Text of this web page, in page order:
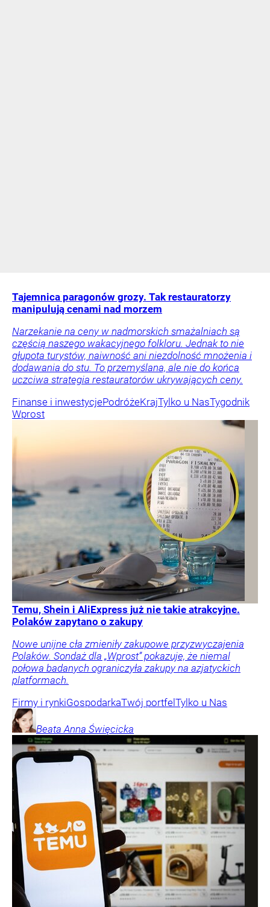
Tajemnica paragonów grozy. Tak restauratorzy
manipulują cenami nad morzem
Narzekanie na ceny w nadmorskich smażalniach są
częścią naszego wakacyjnego folkloru. Jednak to nie
głupota turystów, naiwność ani niezdolność mnożenia i
dodawania do stu. To przemyślana, ale nie do końca
uczciwa strategia restauratorów ukrywających ceny.
Finanse i inwestycjePodróżeKrajTylko u NasTygodnik
Wprost
Temu, Shein i AliExpress już nie takie atrakcyjne.
Polaków zapytano o zakupy
Nowe unijne cła zmieniły zakupowe przyzwyczajenia
Polaków. Sondaż dla „Wprost” pokazuje, że niemal
połowa badanych ograniczyła zakupy na azjatyckich
platformach.
Firmy i rynkiGospodarkaTwój portfel Tylko u Nas
Beata Anna Święcicka